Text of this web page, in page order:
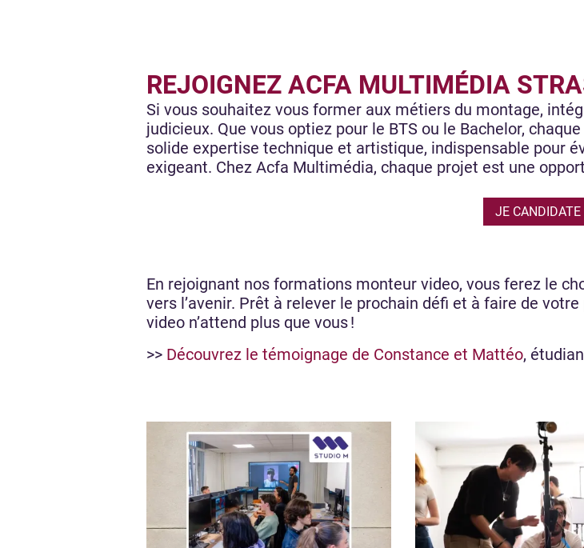
REJOIGNEZ ACFA MULTIMÉDIA
Si vous souhaitez vous former aux métiers du montage,
judicieux. Que vous optiez pour le BTS ou le Bachelor, chaque
solide expertise technique et artistique, indispensable pour
exigeant. Chez Acfa Multimédia, chaque projet est une
JE CANDIDATE
En rejoignant nos formations monteur video, vous ferez le
vers l’avenir. Prêt à relever le prochain défi et à faire de
video n’attend plus que vous !
>> Découvrez le témoignage de Constance et Mattéo,